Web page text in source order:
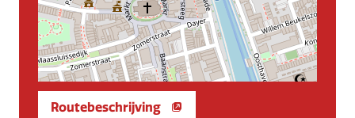
Routebeschrijving